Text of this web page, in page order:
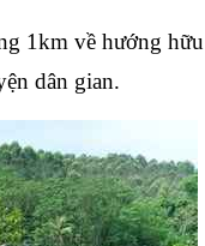
1km về hướng hữu
dân gian.